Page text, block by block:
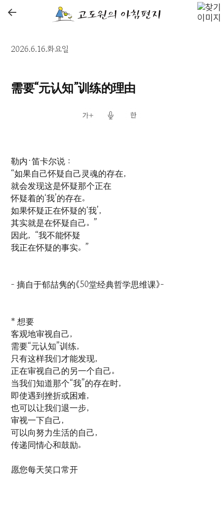
←
2026.6.16.화요일
需要“元认知”训练的理由
勒内·笛卡尔说：
“如果自己怀疑自己灵魂的存在，
就会发现这是怀疑那个正在
怀疑着的‘我’的存在。
如果怀疑正在怀疑的‘我’，
其实就是在怀疑自己。”
因此，“我不能怀疑
我正在怀疑的事实。”
- 摘自于郁喆隽的《50堂经典哲学思维课》-
* 想要
客观地审视自己，
需要“元认知”训练，
只有这样我们才能发现，
正在审视自己的另一个自己。
当我们知道那个“我”的存在时，
即使遇到挫折或困难，
也可以让我们退一步，
审视一下自己，
可以向努力生活的自己，
传递同情心和鼓励。
愿您每天笑口常开